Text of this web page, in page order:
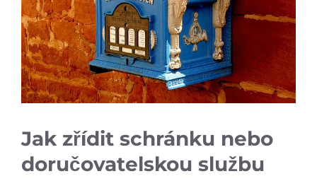
Jak zřídit schránku nebo
doručovatelskou službu